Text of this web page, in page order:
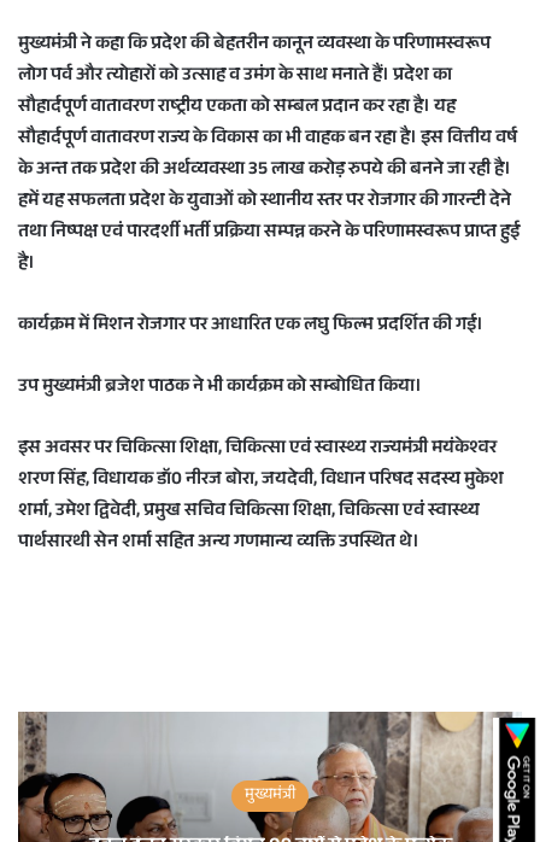
मुख्यमंत्री ने कहा कि प्रदेश की बेहतरीन कानून व्यवस्था के परिणामस्वरूप
लोग पर्व और त्योहारों को उत्साह व उमंग के साथ मनाते हैं। प्रदेश का
सौहार्दपूर्ण वातावरण राष्ट्रीय एकता को सम्बल प्रदान कर रहा है। यह
सौहार्दपूर्ण वातावरण राज्य के विकास का भी वाहक बन रहा है। इस वित्तीय वर्ष
के अन्त तक प्रदेश की अर्थव्यवस्था 35 लाख करोड़ रुपये की बनने जा रही है।
हमें यह सफलता प्रदेश के युवाओं को स्थानीय स्तर पर रोजगार की गारन्टी देने
तथा निष्पक्ष एवं पारदर्शी भर्ती प्रक्रिया सम्पन्न करने के परिणामस्वरूप प्राप्त हुई
है।
कार्यक्रम में मिशन रोजगार पर आधारित एक लघु फिल्म प्रदर्शित की गई।
उप मुख्यमंत्री ब्रजेश पाठक ने भी कार्यक्रम को सम्बोधित किया।
इस अवसर पर चिकित्सा शिक्षा, चिकित्सा एवं स्वास्थ्य राज्यमंत्री मयंकेश्वर
शरण सिंह, विधायक डॉ0 नीरज बोरा, जयदेवी, विधान परिषद सदस्य मुकेश
शर्मा, उमेश द्विवेदी, प्रमुख सचिव चिकित्सा शिक्षा, चिकित्सा एवं स्वास्थ्य
पार्थसारथी सेन शर्मा सहित अन्य गणमान्य व्यक्ति उपस्थित थे।
मुख्यमंत्री